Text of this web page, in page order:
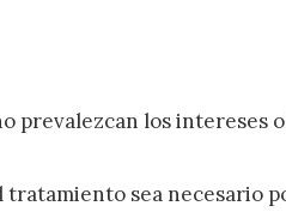
prevalezcan los intereses
sea necesario